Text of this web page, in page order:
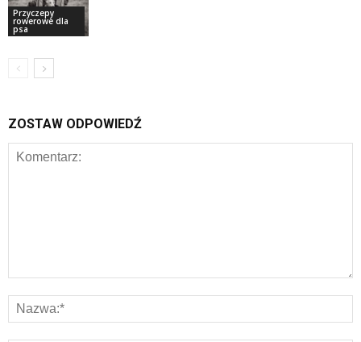
Przyczepy
rowerowe dla
psa
ZOSTAW ODPOWIEDŹ